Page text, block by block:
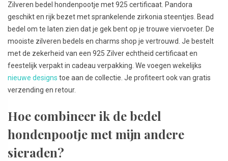
Zilveren bedel hondenpootje met 925 certificaat. Pandora
geschikt en rijk bezet met sprankelende zirkonia steentjes. Bead
bedel om te laten zien dat je gek bent op je trouwe viervoeter. De
mooiste zilveren bedels en charms shop je vertrouwd. Je bestelt
met de zekerheid van een 925 Zilver echtheid certificaat en
feestelijk verpakt in cadeau verpakking. We voegen wekelijks
nieuwe designs toe aan de collectie. Je profiteert ook van gratis
verzending en retour.
Hoe combineer ik de bedel
hondenpootje met mijn andere
sieraden?